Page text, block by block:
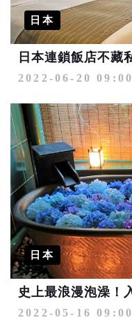
日本
2022-06-20 09:00
日本
2022-05-16 09:00